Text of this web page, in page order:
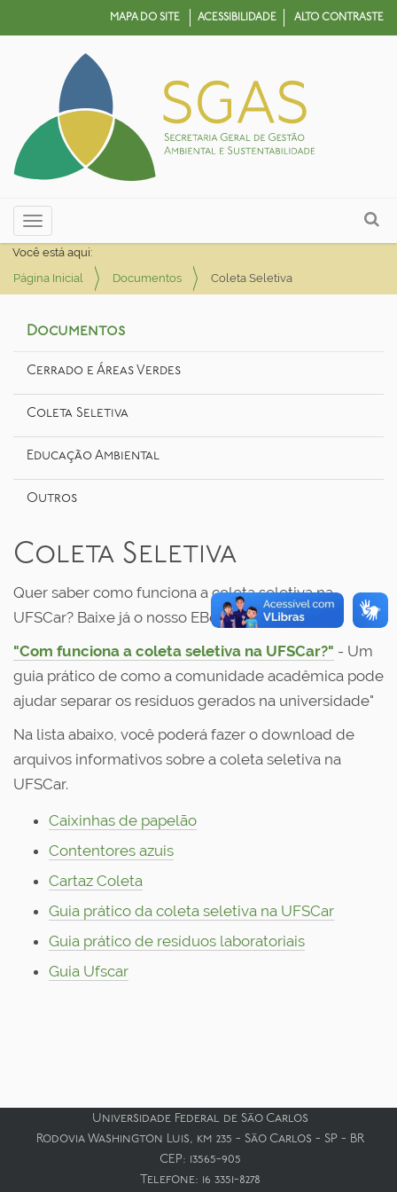
MAPA DO SITE ACESSIBILIDADE ALTO CONTRASTE
Busca
Busca Avançada…
Toggle navigation
Você está aqui:
Página Inicial
Documentos Coleta Seletiva
Documentos
Cerrado e Áreas Verdes
Coleta Seletiva
Educação Ambiental
Outros
Coleta Seletiva
Quer saber como funciona a coleta seletiva na
UFSCar? Baixe já o nosso EBook gratuitamente!
"Com funciona a coleta seletiva na UFSCar?" - Um
guia prático de como a comunidade acadêmica pode
ajudar separar os resíduos gerados na universidade"
Na lista abaixo, você poderá fazer o download de
arquivos informativos sobre a coleta seletiva na
UFSCar.
Caixinhas de papelão
Contentores azuis
Cartaz Coleta
Guia prático da coleta seletiva na UFSCar
Guia prático de resíduos laboratoriais
Guia Ufscar
Universidade Federal de São Carlos
Rodovia Washington Luis, km 235 - São Carlos - SP - BR
CEP: 13565-905
Telefone: 16 3351-8278